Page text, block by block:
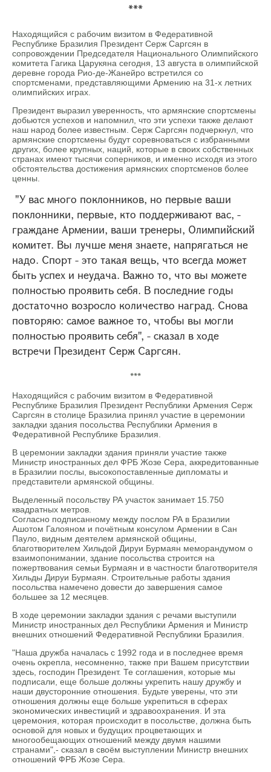
***
Находящийся с рабочим визитом в Федеративной
Республике Бразилия Президент Серж Саргсян в
сопровождении Председателя Национального Олимпийского
комитета Гагика Царукяна сегодня, 13 августа в олимпийской
деревне города Рио-де-Жанейро встретился со
спортсменами, представляющими Армению на 31-х летних
олимпийских играх.
Президент выразил уверенность, что армянские спортсмены
добьются успехов и напомнил, что эти успехи также делают
наш народ более известным. Серж Саргсян подчеркнул, что
армянские спортсмены будут соревноваться с избранными
других, более крупных, наций, которые в своих собственных
странах имеют тысячи соперников, и именно исходя из этого
обстоятельства достижения армянских спортсменов более
ценны.
"У вас много поклонников, но первые ваши
поклонники, первые, кто поддерживают вас, -
граждане Армении, ваши тренеры, Олимпийский
комитет. Вы лучше меня знаете, напрягаться не
надо. Спорт - это такая вещь, что всегда может
быть успех и неудача. Важно то, что вы можете
полностью проявить себя. В последние годы
достаточно возросло количество наград. Снова
повторяю: самое важное то, чтобы вы могли
полностью проявить себя", - сказал в ходе
встречи Президент Серж Саргсян.
***
Находящийся с рабочим визитом в Федеративной
Республике Бразилия Президент Республики Армения Серж
Саргсян в столице Бразилиа принял участие в церемонии
закладки здания посольства Республики Армения в
Федеративной Республике Бразилия.
В церемонии закладки здания приняли участие также
Министр иностранных дел ФРБ Жозе Сера, аккредитованные
в Бразилии послы, высокопоставленные дипломаты и
представители армянской общины.
Выделенный посольству РА участок занимает 15.750
квадратных метров.
Согласно подписанному между послом РА в Бразилии
Ашотом Галояном и почётным консулом Армении в Сан
Пауло, видным деятелем армянской общины,
благотворителем Хильдой Дируи Бурмаян меморандумом о
взаимопонимании, здание посольства строится на
пожертвования семьи Бурмаян и в частности благотворителя
Хильды Дируи Бурмаян. Строительные работы здания
посольства намечено довести до завершения самое
большее за 12 месяцев.
В ходе церемонии закладки здания с речами выступили
Министр иностранных дел Республики Армения и Министр
внешних отношений Федеративной Республики Бразилия.
"Наша дружба началась с 1992 года и в последнее время
очень окрепла, несомненно, также при Вашем присутствии
здесь, господин Президент. Те соглашения, которые мы
подписали, еще больше должны укрепить нашу дружбу и
наши двусторонние отношения. Будьте уверены, что эти
отношения должны еще больше укрепиться в сферах
экономических инвестиций и здравоохранения. И эта
церемония, которая происходит в посольстве, должна быть
основой для новых и будущих процветающих и
многообещающих отношений между двумя нашими
странами",- сказал в своём выступлении Министр внешних
отношений ФРБ Жозе Сера.